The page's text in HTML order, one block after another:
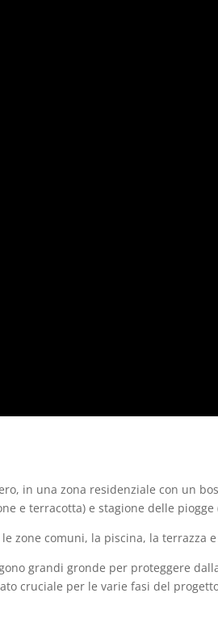
in una zona residenziale con un
e terracotta) e stagione delle
zone comuni, la piscina, la terrazza
grandi gronde per proteggere
cruciale per le varie fasi del